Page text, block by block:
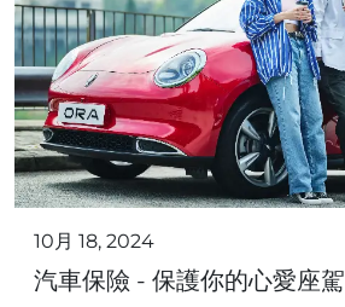
10月 18, 2024
汽車保險 - 保護你的心愛座駕